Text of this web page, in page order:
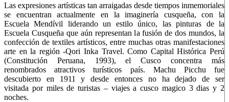
Las expresiones artísticas tan arraigadas desde tiempos inmemoriales
se encuentran actualmente en la imaginería cusqueña, con la
Escuela Mendívil liderando un estilo único, las pinturas de la
Escuela Cusqueña que aún representan la fusión de dos mundos, la
confección de textiles artísticos, entre muchas otras manifestaciones
arte en la región -Qori Inka Travel. Como Capital Histórica Perú
(Constitución Peruana, 1993), el Cusco concentra más
renombrados atractivos turísticos país. Machu Picchu fue
descubierto en 1911 y desde entonces no ha dejado de ser
visitada por miles de turistas – viajes a cusco magico 3 dias y 2
noches.